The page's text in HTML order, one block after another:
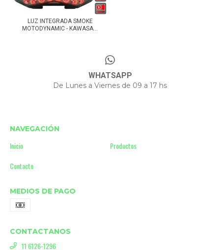
LUZ INTEGRADA SMOKE
MOTODYNAMIC - KAWASA...
WHATSAPP
De Lunes a Viernes de 09 a 17 hs
NAVEGACIÓN
Inicio
Productos
Contacto
MEDIOS DE PAGO
CONTACTANOS
11 6126-1296